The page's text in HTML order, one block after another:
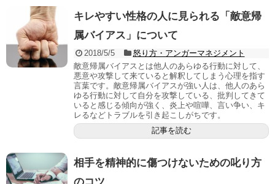
キレやすい性格の人に見られる「敵意帰
属バイアス」について
2018/5/5
怒り方・アンガーマネジメント
敵意帰属バイアスとは他人のあらゆる行動に対して、
悪意や攻撃して来ていると解釈してしまう心理を指す
言葉です。敵意帰属バイアスが強い人は、他人のあら
ゆる行動に対して自分を攻撃している、批判してきて
いると感じる傾向が強く、炎上や喧嘩、言い争い、キ
レるなどトラブルを引き起こしがちです。
記事を読む
相手を精神的に傷つけないための叱り方